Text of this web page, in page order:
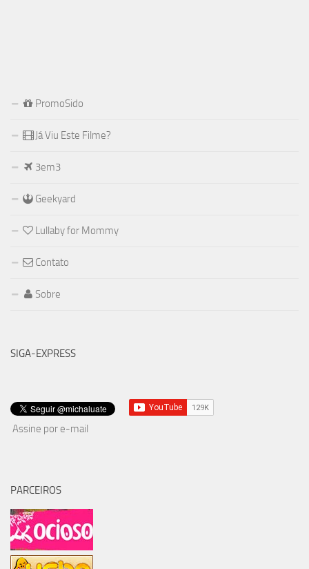
PromoSido
Já Viu Este Filme?
3em3
Geekyard
Lullaby for Mommy
Contato
Sobre
SIGA-EXPRESS
Assine por e-mail
PARCEIROS